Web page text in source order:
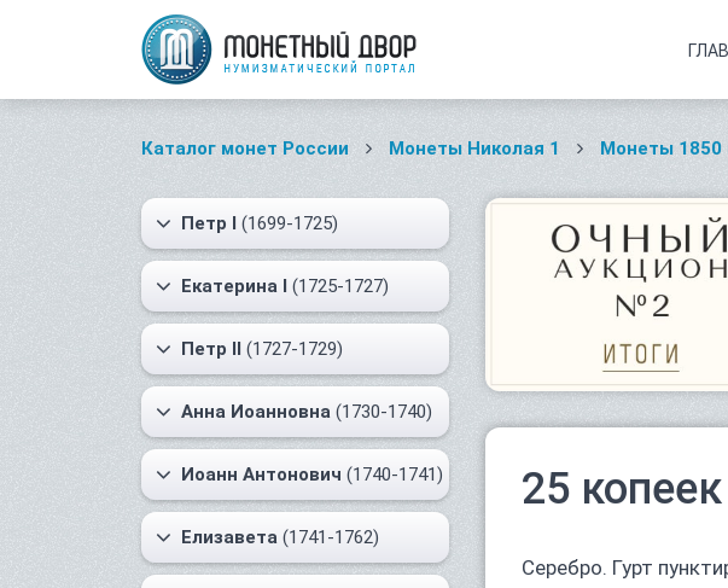
Каталог монет России Монеты Николая 1 Монеты 1850
Петр I (1699-1725)
Екатерина I (1725-1727)
Петр II (1727-1729)
Анна Иоанновна (1730-1740)
Иоанн Антонович (1740-1741)
Елизавета (1741-1762)
25
Серебро. Гурт